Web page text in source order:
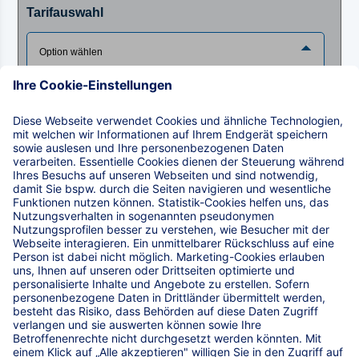
Tarifauswahl
Pensionszusage
Tarifauswahl
Pensionsfonds
Produktinformationen